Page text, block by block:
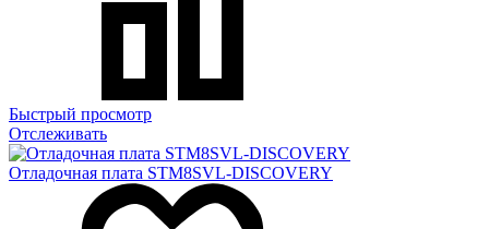
Быстрый просмотр
Отслеживать
Отладочная плата STM8SVL-DISCOVERY